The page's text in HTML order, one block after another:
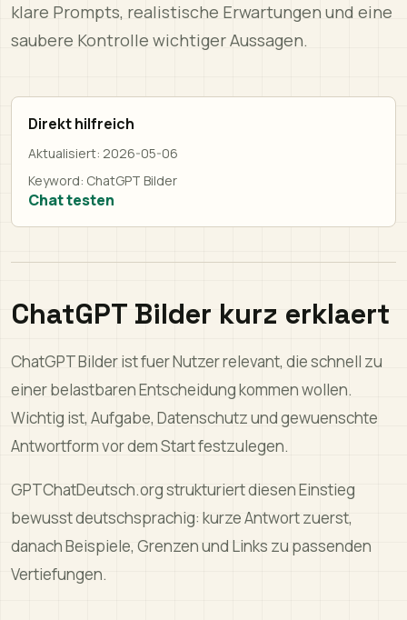
klare Prompts, realistische Erwartungen und eine
saubere Kontrolle wichtiger Aussagen.
Direkt hilfreich
Aktualisiert: 2026-05-06
Keyword: ChatGPT Bilder
Chat testen
ChatGPT Bilder kurz erklaert
ChatGPT Bilder ist fuer Nutzer relevant, die schnell zu
einer belastbaren Entscheidung kommen wollen.
Wichtig ist, Aufgabe, Datenschutz und gewuenschte
Antwortform vor dem Start festzulegen.
GPTChatDeutsch.org strukturiert diesen Einstieg
bewusst deutschsprachig: kurze Antwort zuerst,
danach Beispiele, Grenzen und Links zu passenden
Vertiefungen.